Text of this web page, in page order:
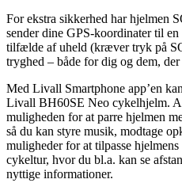
For ekstra sikkerhed har hjelmen
sender dine GPS-koordinater til
tilfælde af uheld (kræver tryk på
tryghed – både for dig og dem,
Med Livall Smartphone app’en
Livall BH60SE Neo cykelhjelm.
muligheden for at parre hjelmen
så du kan styre musik, modtage
muligheder for at tilpasse
cykeltur, hvor du bl.a. kan se
nyttige informationer.